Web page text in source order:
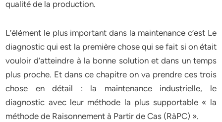
qualité de la production.
L’élément le plus important dans la maintenance c’est Le
diagnostic qui est la première chose qui se fait si on était
vouloir d’atteindre à la bonne solution et dans un temps
plus proche. Et dans ce chapitre on va prendre ces trois
chose en détail : la maintenance industrielle, le
diagnostic avec leur méthode la plus supportable « la
méthode de Raisonnement à Partir de Cas (RàPC) ».